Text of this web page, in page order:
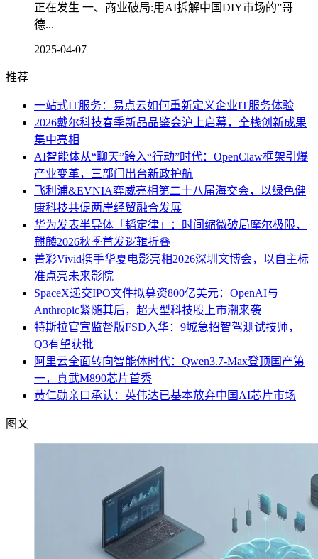
正在发生 一、商业破局:用AI拆解中国DIY市场的”哥
德...
2025-04-07
推荐
一站式IT服务：易点云如何重新定义企业IT服务体验
2026戴尔科技春季新品品鉴会沪上启幕，全栈创新成果
集中亮相
AI智能体从“聊天”跨入“行动”时代：OpenClaw框架引爆
产业变革，三部门出台新政护航
飞利浦&EVNIA弈威亮相第二十八届海交会，以绿色健
康科技共促两岸经贸融合发展
华为发表半导体「韬定律」：时间缩微破局摩尔极限，
麒麟2026秋季首发逻辑折叠
菁彩Vivid携手华夏电影亮相2026深圳文博会，以自主标
准点亮未来影院
SpaceX递交IPO文件拟募资800亿美元：OpenAI与
Anthropic紧随其后，超大型科技股上市潮来袭
特斯拉官宣监督版FSD入华：9城急招智驾测试技师，
Q3有望获批
阿里云全面转向智能体时代：Qwen3.7-Max登顶国产第
一，真武M890芯片首秀
黄仁勋亲口承认：英伟达已基本放弃中国AI芯片市场
图文